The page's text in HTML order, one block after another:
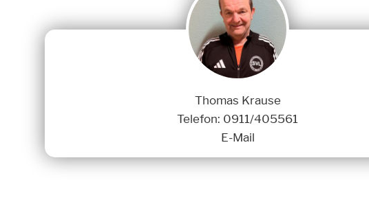
Thomas Krause
Telefon: 0911/405561
E-Mail